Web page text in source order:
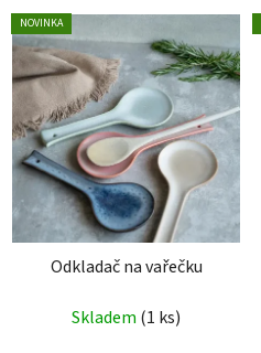
NOVINKA
Odkladač na vařečku
Skladem (1 ks)